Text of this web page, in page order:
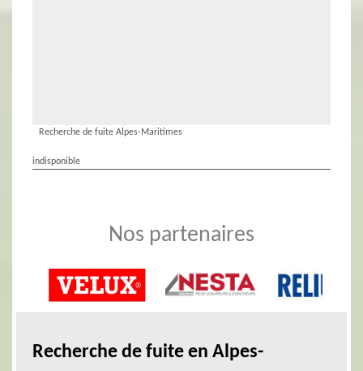
Recherche de fuite Alpes-Maritimes
indisponible
Nos partenaires
Recherche de fuite en Alpes-